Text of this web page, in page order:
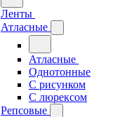
Ленты
Атласные
Атласные
Однотонные
С рисунком
С люрексом
Репсовые